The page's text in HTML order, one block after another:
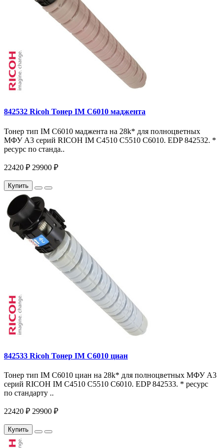
842532 Ricoh Тонер IM C6010 маджента
Тонер тип IM C6010 маджента на 28k* для полноцветных
МФУ A3 серий RICOH IM C4510 C5510 C6010. EDP 842532. *
ресурс по станда..
22420 ₽ 29900 ₽
Купить
842533 Ricoh Тонер IM C6010 циан
Тонер тип IM C6010 циан на 28k* для полноцветных МФУ A3
серий RICOH IM C4510 C5510 C6010. EDP 842533. * ресурс
по стандарту ..
22420 ₽ 29900 ₽
Купить